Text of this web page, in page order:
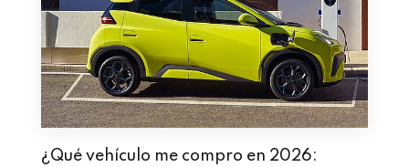
¿Qué vehículo me compro en 2026: